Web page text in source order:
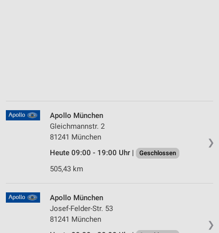
❯
Apollo München
Gleichmannstr. 2
81241 München
Heute 09:00 - 19:00 Uhr |
Geschlossen
505,43 km
❯
Apollo München
Josef-Felder-Str. 53
81241 München